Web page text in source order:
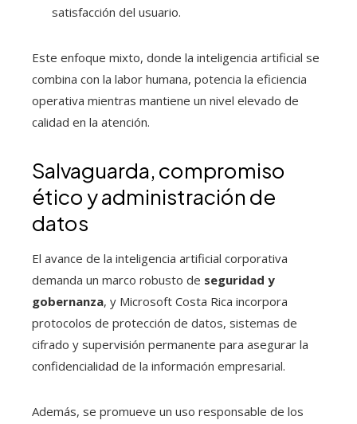
satisfacción del usuario.
Este enfoque mixto, donde la inteligencia artificial se
combina con la labor humana, potencia la eficiencia
operativa mientras mantiene un nivel elevado de
calidad en la atención.
Salvaguarda, compromiso
ético y administración de
datos
El avance de la inteligencia artificial corporativa
demanda un marco robusto de seguridad y
gobernanza, y Microsoft Costa Rica incorpora
protocolos de protección de datos, sistemas de
cifrado y supervisión permanente para asegurar la
confidencialidad de la información empresarial.
Además, se promueve un uso responsable de los